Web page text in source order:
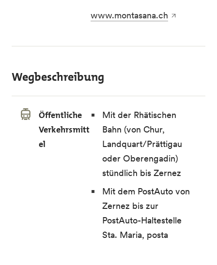
www.montasana.ch
Wegbeschreibung
Öffentliche
Verkehrsmitt
el
Mit der Rhätischen
Bahn (von Chur,
Landquart/Prättigau
oder Oberengadin)
stündlich bis Zernez
Mit dem PostAuto von
Zernez bis zur
PostAuto-Haltestelle
Sta. Maria, posta